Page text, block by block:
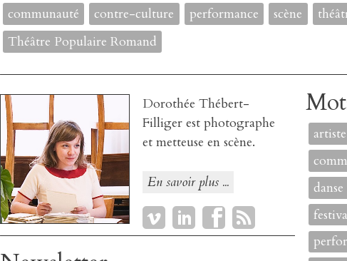
communauté
contre-culture performance scène
Théâtre Populaire Romand
Dorothée Thébert-
Filligerest photographe
et metteuse en scène.
En savoir plus ...
artiste